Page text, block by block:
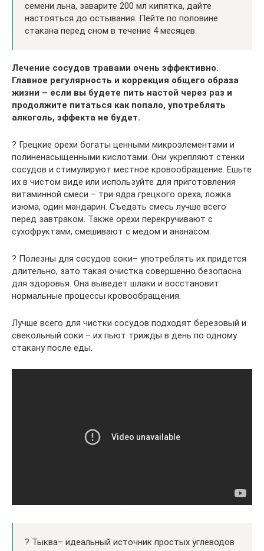
семени льна, заварите 200 мл кипятка, дайте
настояться до остывания. Пейте по половине
стакана перед сном в течение 4 месяцев.
Лечение сосудов травами очень эффективно.
Главное регулярность и коррекция общего образа
жизни – если вы будете пить настой через раз и
продолжите питаться как попало, употреблять
алкоголь, эффекта не будет.
? Грецкие орехи богаты ценными микроэлементами и
полиненасыщенными кислотами. Они укрепляют стенки
сосудов и стимулируют местное кровообращение. Ешьте
их в чистом виде или используйте для приготовления
витаминной смеси – три ядра грецкого ореха, ложка
изюма, один мандарин. Съедать смесь лучше всего
перед завтраком. Также орехи перекручивают с
сухофруктами, смешивают с медом и ананасом.
? Полезны для сосудов соки– употреблять их придется
длительно, зато такая очистка совершенно безопасна
для здоровья. Она выведет шлаки и восстановит
нормальные процессы кровообращения.
Лучше всего для чистки сосудов подходят березовый и
свекольный соки – их пьют трижды в день по одному
стакану после еды.
? Тыква– идеальный источник простых углеводов